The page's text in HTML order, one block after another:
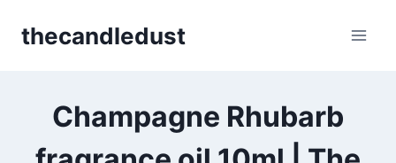
thecandledust
Champagne Rhubarb